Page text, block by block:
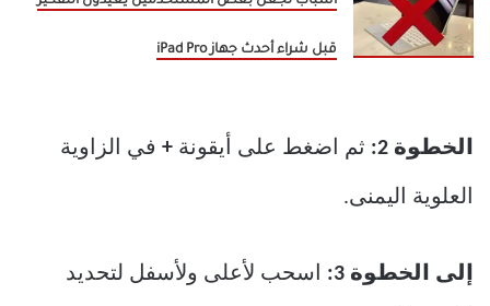
قبل شراء أحدث جهاز iPad Pro
الخطوة 2: ثم اضغط على أيقونة + في الزاوية
العلوية اليمنى.
إلى الخطوة 3: اسحب لأعلى ولأسفل لتحديد